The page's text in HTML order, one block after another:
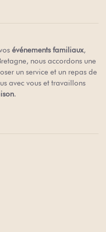
événements familiaux
nous accordons une
un service et un repas de
avec vous et travaillons